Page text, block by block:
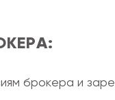
брокера и